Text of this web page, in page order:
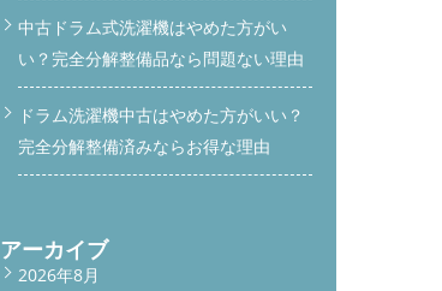
中古ドラム式洗濯機はやめた方がい
い？完全分解整備品なら問題ない理由
ドラム洗濯機中古はやめた方がいい？
完全分解整備済みならお得な理由
アーカイブ
2026年8月